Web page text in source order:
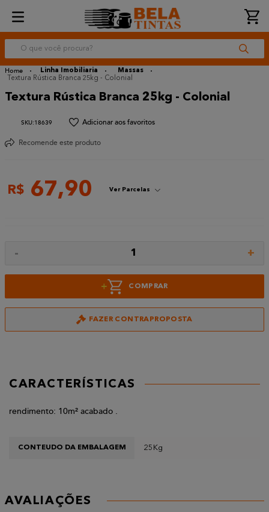
O que você procura?
Linha Imobiliaria
Massas
Textura Rústica Branca 25kg - Colonial
Textura Rústica Branca 25kg - Colonial
:18639
Recomende este produto
R$ 67,90 Ver Parcelas
- 1 +
+ COMPRAR
FAZER CONTRAPROPOSTA
CARACTERÍSTICAS
rendimento: 10m² acabado .
CONTEUDO DA EMBALAGEM 25Kg
AVALIAÇÕES